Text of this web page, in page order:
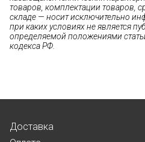
товаров, комплектации товаров,
складе — носит исключительно
при каких условиях не является
определяемой положениями
кодекса РФ.
Доставка